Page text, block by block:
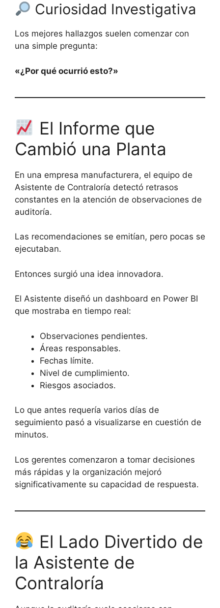
Curiosidad Investigativa
Los mejores hallazgos suelen comenzar con
una simple pregunta:
«¿Por qué ocurrió esto?»
El Informe que
Cambió una Planta
En una empresa manufacturera, el equipo de
Asistente de Contraloría detectó retrasos
constantes en la atención de observaciones de
auditoría.
Las recomendaciones se emitían, pero pocas se
ejecutaban.
Entonces surgió una idea innovadora.
El Asistente diseñó un dashboard en Power BI
que mostraba en tiempo real:
Observaciones pendientes.
Áreas responsables.
Fechas límite.
Nivel de cumplimiento.
Riesgos asociados.
Lo que antes requería varios días de
seguimiento pasó a visualizarse en cuestión de
minutos.
Los gerentes comenzaron a tomar decisiones
más rápidas y la organización mejoró
significativamente su capacidad de respuesta.
El Lado Divertido de
la Asistente de
Contraloría